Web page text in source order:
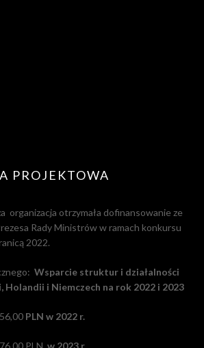
PROJEKTOWA
organizacja otrzymała dofinansowanie ze
Rady Ministrów w ramach konkursu
2022.
Wsparcie struktur i działalności
i Niemczech na rok 2022 i 2023
PLN w 2022 r.
PLN w 2023 r.